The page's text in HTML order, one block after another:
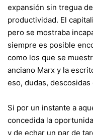
expansión sin tregua
productividad. El
pero se mostraba
siempre es posible
como los que se
anciano Marx y la
eso, dudas,
Si por un instante a
concedida la
y de echar un par de